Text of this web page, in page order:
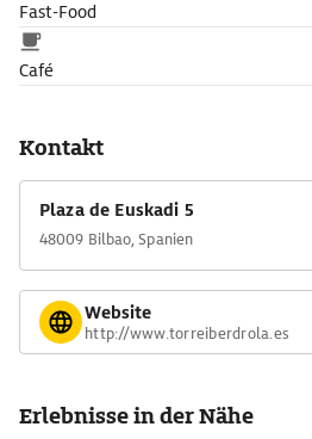
Fast-Food
Café
Kontakt
Plaza de Euskadi 5
48009 Bilbao, Spanien
Website
http://www.torreiberdrola.es
Erlebnisse in der Nähe